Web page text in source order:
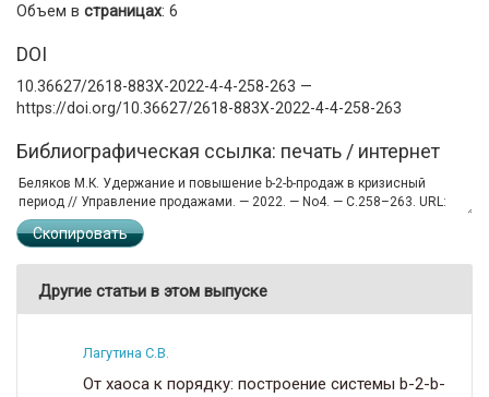
Объем в страницах: 6
DOI
10.36627/2618-883X-2022-4-4-258-263 —
https://doi.org/10.36627/2618-883X-2022-4-4-258-263
Библиографическая ссылка: печать / интернет
Скопировать
Другие статьи в этом выпуске
Лагутина С.В.
От хаоса к порядку: построение системы b-2-b-